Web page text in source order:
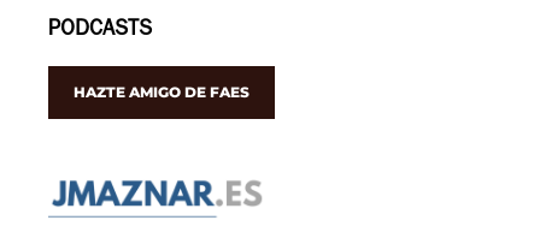
PODCASTS
HAZTE AMIGO DE FAES